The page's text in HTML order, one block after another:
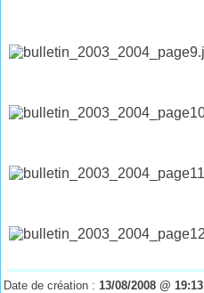
Date de création :13/08/2008 @ 19:13